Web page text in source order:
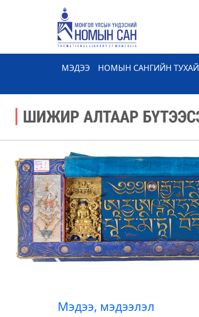
МЭДЭЭ НОМЫН САНГИЙН ТУХАЙ
Previous
Мэдээ, мэдээлэл